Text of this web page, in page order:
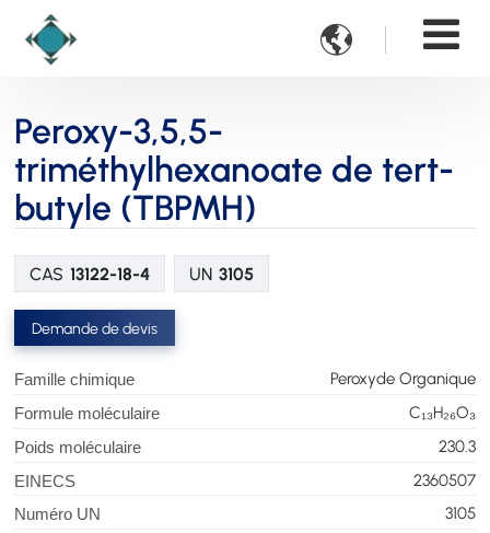

Peroxy-3,5,5-
triméthylhexanoate de tert-
butyle (TBPMH)
CAS 13122-18-4 UN 3105
Demande de devis
Famille chimique Peroxyde Organique
Formule moléculaire C₁₃H₂₆O₃
Poids moléculaire 230.3
EINECS 2360507
Numéro UN 3105